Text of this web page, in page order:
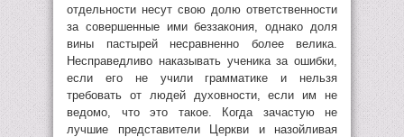
отдельности несут свою долю ответственности
за совершенные ими беззакония, однако доля
вины пастырей несравненно более велика.
Несправедливо наказывать ученика за ошибки,
если его не учили грамматике и нельзя
требовать от людей духовности, если им не
ведомо, что это такое. Когда зачастую не
лучшие представители Церкви и назойливая